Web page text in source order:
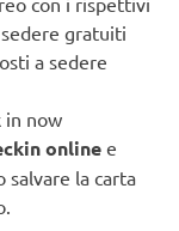
gratuiti
a sedere
in now
online e
salvare la carta